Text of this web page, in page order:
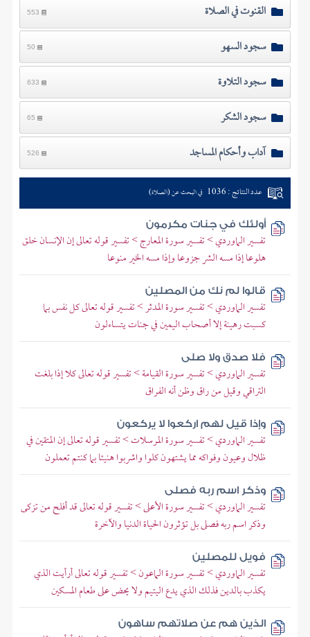
القنوت في الصلاة 553
سجود السهو 50
سجود التلاوة 633
سجود الشكر 65
آداب وأحكام المساجد 526
عدد النتائج : 1036 في البحث عن (الصلاة)
أولئك في جنات مكرمون
تفسير الماوردي > تفسير سورة المعارج > تفسير قوله تعالى إن الإنسان خلق
هلوعا إذا مسه الشر جزوعا وإذا مسه الخير منوعا
قالوا لم نك من المصلين
تفسير الماوردي > تفسير سورة المدثر > تفسير قوله تعالى كل نفس بما
كسبت رهينة إلا أصحاب اليمين في جنات يتساءلون
فلا صدق ولا صلى
تفسير الماوردي > تفسير سورة القيامة > تفسير قوله تعالى كلا إذا بلغت
التراقي وقيل من راق وظن أنه الفراق
وإذا قيل لهم اركعوا لا يركعون
تفسير الماوردي > تفسير سورة المرسلات > تفسير قوله تعالى إن المتقين في
ظلال وعيون وفواكه مما يشتهون كلوا واشربوا هنيئا بما كنتم تعملون
وذكر اسم ربه فصلى
تفسير الماوردي > تفسير سورة الأعلى > تفسير قوله تعالى قد أفلح من تزكى
وذكر اسم ربه فصلى بل تؤثرون الحياة الدنيا والآخرة
فويل للمصلين
تفسير الماوردي > تفسير سورة الماعون > تفسير قوله تعالى أرأيت الذي
يكذب بالدين فذلك الذي يدع اليتيم ولا يحض على طعام المسكين
الذين هم عن صلاتهم ساهون